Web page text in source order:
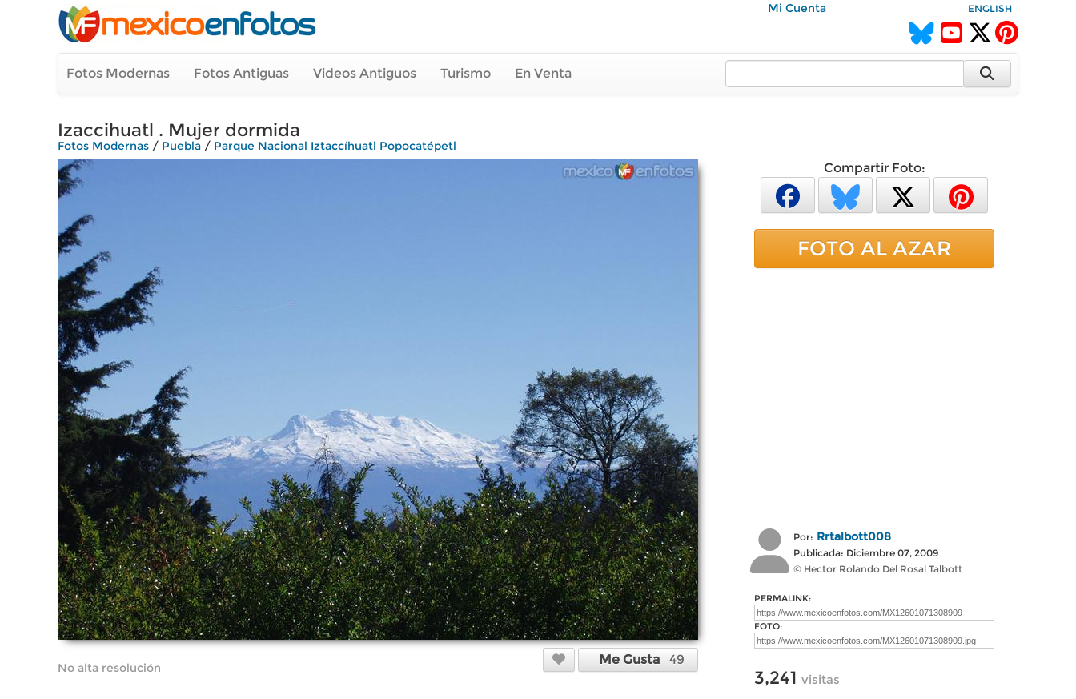
Mi Cuenta ENGLISH
Fotos Modernas Fotos Antiguas Videos Antiguos Turismo En Venta
Izaccihuatl . Mujer dormida
Fotos Modernas / Puebla / Parque Nacional Iztaccíhuatl Popocatépetl
No alta resolución
Me Gusta 49
Compartir Foto:
FOTO AL AZAR
Por: Rrtalbott008
Publicada: Diciembre 07, 2009
© Hector Rolando Del Rosal Talbott
PERMALINK:
FOTO:
3,241 visitas